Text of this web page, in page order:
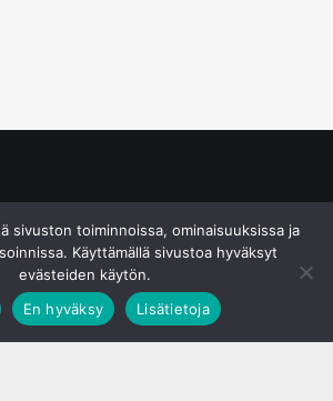
sivuston toiminnoissa, ominaisuuksissa ja
Käyttämällä sivustoa hyväksyt
evästeiden käytön.
En hyväksy Lisätietoja